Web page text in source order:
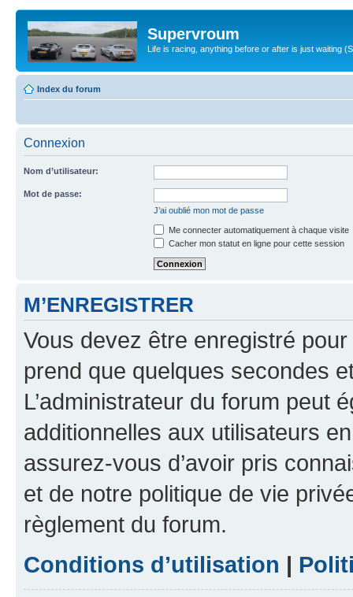
Supervroum
Life is racing, anything before or after is just waiting
Index du forum
Connexion
Nom d’utilisateur:
Mot de passe:
J’ai oublié mon mot de passe
Me connecter automatiquement à chaque visite
Cacher mon statut en ligne pour cette session
M’ENREGISTRER
Vous devez être enregistré
prend que quelques secondes
L’administrateur du forum peut
additionnelles aux utilisateurs
assurez-vous d’avoir pris
et de notre politique de vie
règlement du forum.
Conditions d’utilisation |